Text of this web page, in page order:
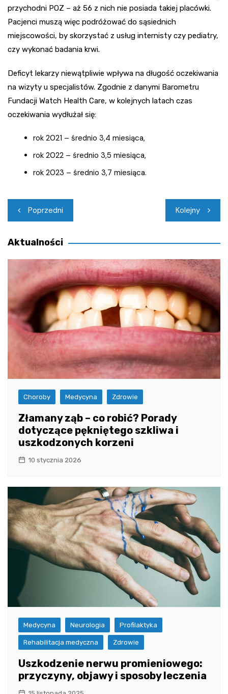
przychodni POZ – aż 56 z nich nie posiada takiej placówki.
Pacjenci muszą więc podróżować do sąsiednich
miejscowości, by skorzystać z usług internisty czy pediatry,
czy wykonać badania krwi.
Deficyt lekarzy niewątpliwie wpływa na długość oczekiwania
na wizyty u specjalistów. Zgodnie z danymi Barometru
Fundacji Watch Health Care, w kolejnych latach czas
oczekiwania wydłużał się:
rok 2021 – średnio 3,4 miesiąca,
rok 2022 – średnio 3,5 miesiąca,
rok 2023 – średnio 3,7 miesiąca.
Nawigacja
wpisu
Poprzedni Kolejny
Aktualności
Choroby Medycyna Zdrowie
Złamany ząb – co robić? Porady
dotyczące pękniętego szkliwa i
uszkodzonych korzeni
10 stycznia 2026
Medycyna Neurologia Profilaktyka
Rehabilitacja medyczna Zdrowie
Uszkodzenie nerwu promieniowego:
przyczyny, objawy i sposoby leczenia